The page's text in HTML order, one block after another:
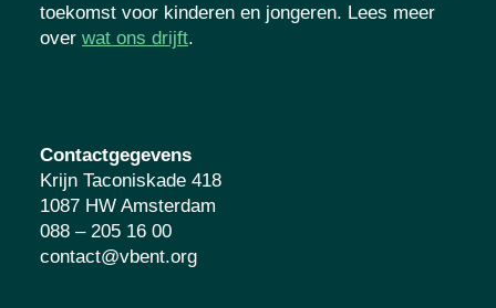
toekomst voor kinderen en jongeren. Lees meer
over wat ons drijft.
Contactgegevens
Krijn Taconiskade 418
1087 HW Amsterdam
088 – 205 16 00
contact@vbent.org